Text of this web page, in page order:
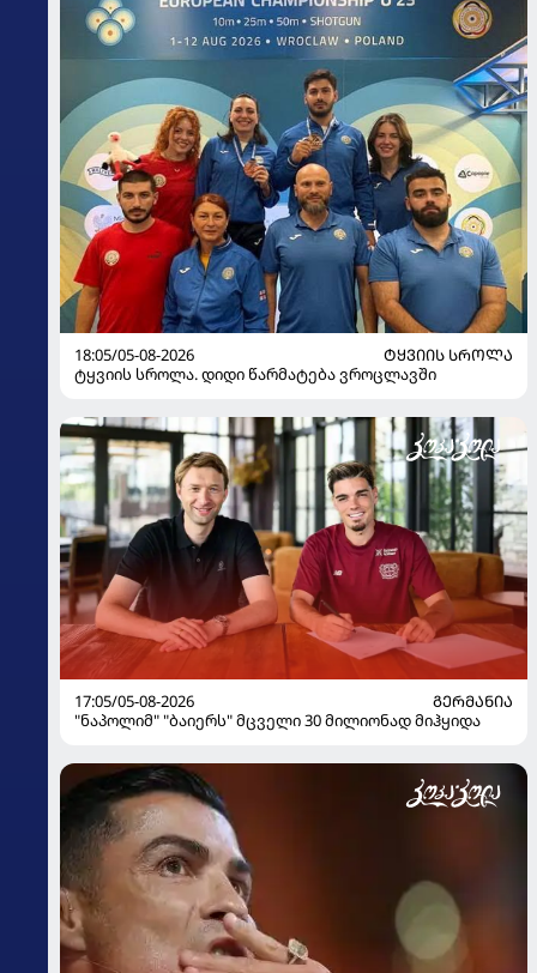
18:05/05-08-2026
ᲢᲧᲕᲘᲘᲡ ᲡᲠᲝᲚᲐ
ტყვიის სროლა. დიდი წარმატება ვროცლავში
17:05/05-08-2026
ᲒᲔᲠᲛᲐᲜᲘᲐ
"ნაპოლიმ" "ბაიერს" მცველი 30 მილიონად მიჰყიდა